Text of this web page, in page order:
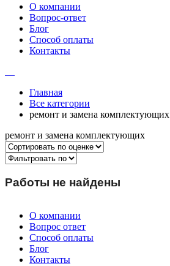
О компании
Вопрос-ответ
Блог
Способ оплаты
Контакты
Главная
Все категории
ремонт и замена комплектующих
ремонт и замена комплектующих
Работы не найдены
О компании
Вопрос ответ
Способ оплаты
Блог
Контакты